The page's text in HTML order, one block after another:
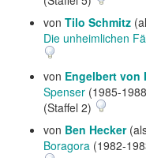
von Tilo Schmitz
Die unheimlichen
von Engelbert von
Spenser (1985-
(Staffel 2)
von Ben Hecker
Boragora (1982-